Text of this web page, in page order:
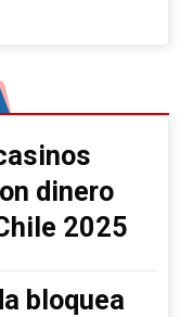
dinero
2025
bloquea